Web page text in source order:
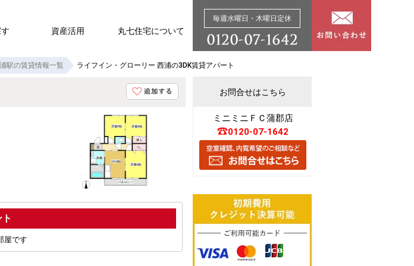
資産活用 丸七住宅について
毎週水曜日・木曜日定休
駅の賃貸情報一覧 ライフイン・グローリー 西浦の3DK賃貸アパート
屋です
お問合せはこちら
ミニミニＦＣ蒲郡店
0120-07-1642